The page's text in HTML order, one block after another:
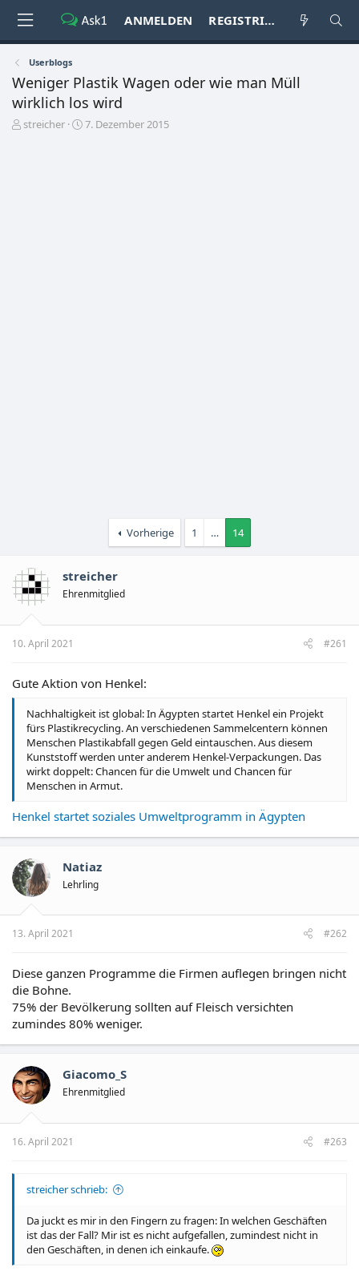
ANMELDEN REGISTRIEREN
Userblogs
Weniger Plastik Wagen oder wie man Müll
wirklich los wird
E
streicher
E
7. Dezember 2015
Vorherige 1 … 14
streicher
Ehrenmitglied
10. April 2021 #261
Gute Aktion von Henkel:
Nachhaltigkeit ist global: In Ägypten startet Henkel ein Projekt
fürs Plastikrecycling. An verschiedenen Sammelcentern können
Menschen Plastikabfall gegen Geld eintauschen. Aus diesem
Kunststoff werden unter anderem Henkel-Verpackungen. Das
wirkt doppelt: Chancen für die Umwelt und Chancen für
Menschen in Armut.
Henkel startet soziales Umweltprogramm in Ägypten
Natiaz
Lehrling
13. April 2021 #262
Diese ganzen Programme die Firmen auflegen bringen nicht
die Bohne.
75% der Bevölkerung sollten auf Fleisch versichten
zumindes 80% weniger.
Giacomo_S
Ehrenmitglied
16. April 2021 #263
streicher schrieb:
Da juckt es mir in den Fingern zu fragen: In welchen Geschäften
ist das der Fall? Mir ist es nicht aufgefallen, zumindest nicht in
den Geschäften, in denen ich einkaufe.